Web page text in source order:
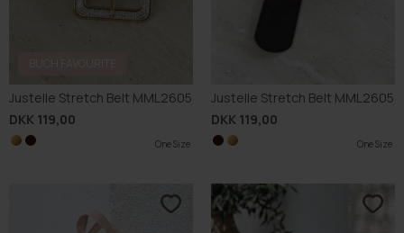
Justelle Stretch Belt MML2605
DKK 119,00
One Size
One Size
Justelle Stretch Belt MML2605
DKK 119,00
One Size
One Size